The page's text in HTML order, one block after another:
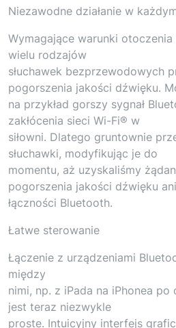
Niezawodne działanie w
Wymagające warunki
wielu rodzajów
słuchawek bezprzewodowych
pogorszenia jakości dźwięku.
na przykład gorszy sygnał
zakłócenia sieci Wi-Fi® w
siłowni. Dlatego gruntownie
słuchawki, modyfikując je do
momentu, aż uzyskaliśmy
pogorszenia jakości dźwięku ani
łączności Bluetooth.
Łatwe sterowanie
Łączenie z urządzeniami
między
nimi, np. z iPada na iPhonea po
jest teraz niezwykle
proste. Intuicyjny interfejs